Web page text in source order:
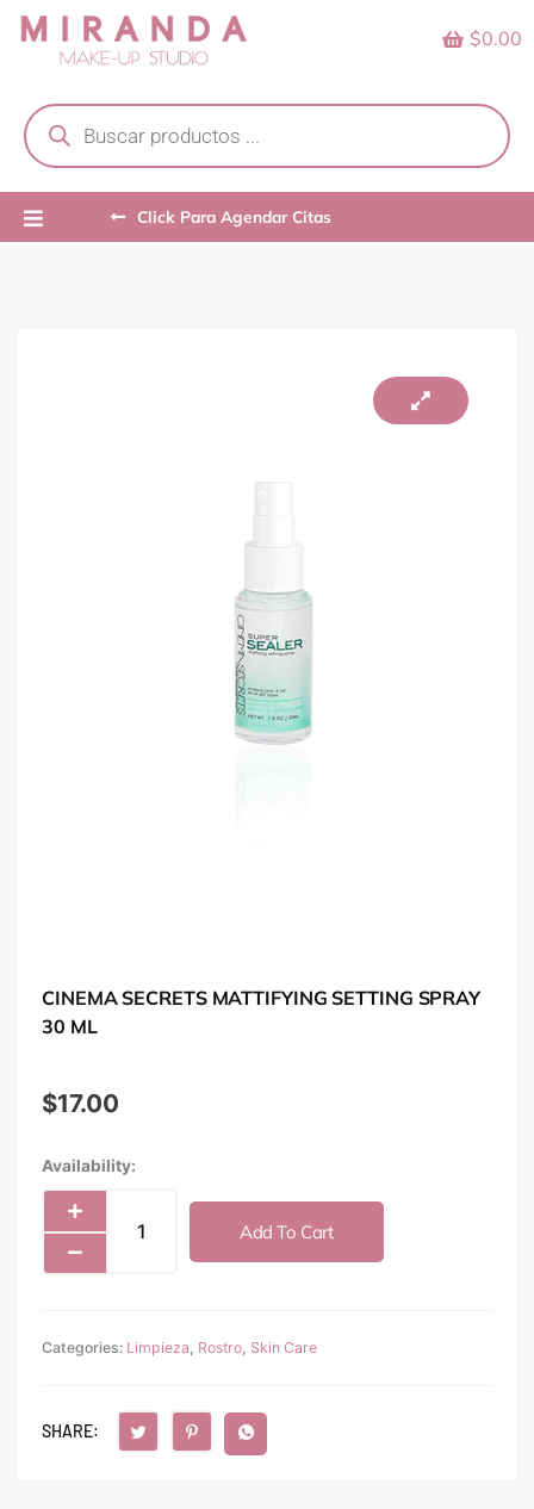
Skip
search
$0.00
Click Para Agendar Citas
CINEMA SECRETS MATTIFYING SETTING SPRAY
30 ML
$17.00
Availability:
Cinema
Setting
quantity
Add To Cart
Categories: Limpieza, Rostro, Skin Care
SHARE: